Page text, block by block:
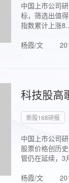
中国上市公司
标，筛选出值
指数累计上涨
杨霞/文
科技股高
新股168研报
中国上市公司
股票价格创历
管仍在延续，3
杨霞/文